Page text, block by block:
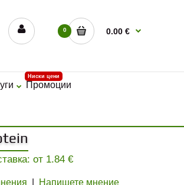
0 0.00 €
Промоции
Ниски цени
от 1.84 €
Напишете мнение